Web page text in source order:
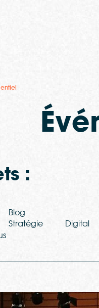
:
Blog
Stratégie
Digital